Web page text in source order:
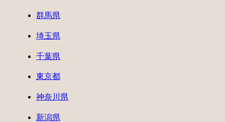
群馬県
埼玉県
千葉県
東京都
神奈川県
新潟県